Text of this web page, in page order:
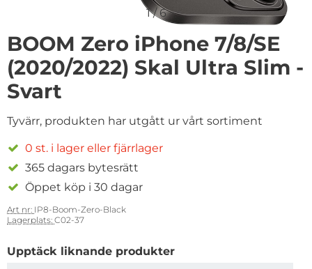
1/6
BOOM Zero iPhone 7/8/SE
(2020/2022) Skal Ultra Slim -
Svart
Tyvärr, produkten har utgått ur vårt sortiment
0 st. i lager eller fjärrlager
365 dagars bytesrätt
Öppet köp i 30 dagar
Art nr: IP8-Boom-Zero-Black
Lagerplats: C02-37
Upptäck liknande produkter